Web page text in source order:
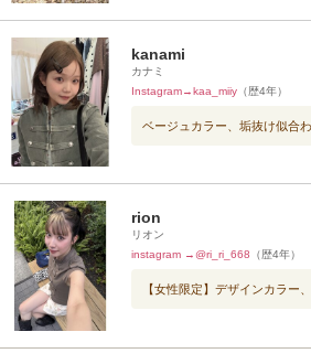
kanami
カナミ
Instagram→kaa_miiy （歴4年）
ベージュカラー、垢抜け似合
rion
リオン
instagram →@ri_ri_668 （歴4年）
【女性限定】デザインカラー